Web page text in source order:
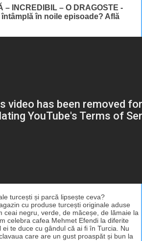
– INCREDIBIL – O DRAGOSTE -
întâmplă în noile episoade? Află
turcești și parcă lipsește ceva?
cu produse turcești originale aduse
ceai negru, verde, de măceșe, de lămaie la
celebra cafea Mehmet Efendi la diferite
te duce cu gândul că ai fi în Turcia. Nu
care are un gust proaspăt și bun la